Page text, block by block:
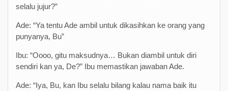
selalu jujur?”
Ade: “Ya tentu Ade ambil untuk dikasihkan ke orang yang
punyanya, Bu”
Ibu: “Oooo, gitu maksudnya… Bukan diambil untuk diri
sendiri kan ya, De?” Ibu memastikan jawaban Ade.
Ade: “Iya, Bu, kan Ibu selalu bilang kalau nama baik itu